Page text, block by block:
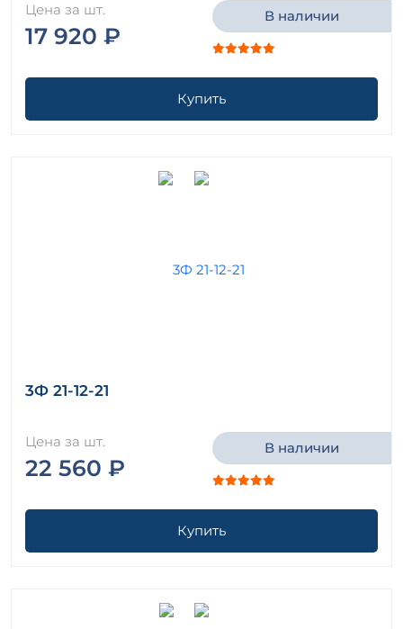
Цена за шт.
17 920 ₽
В наличии
Купить
3Ф 21-12-21
Цена за шт.
22 560 ₽
В наличии
Купить